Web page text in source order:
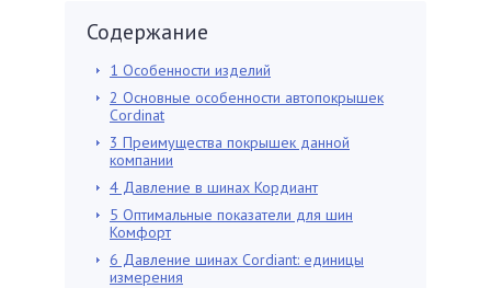
Содержание
1 Особенности изделий
2 Основные особенности автопокрышек
Cordinat
3 Преимущества покрышек данной
компании
4 Давление в шинах Кордиант
5 Оптимальные показатели для шин
Комфорт
6 Давление шинах Cordiant: единицы
измерения